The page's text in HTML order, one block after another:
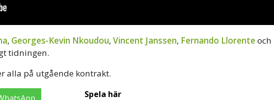
, Georges-Kevin Nkoudou, Vincent Janssen, Fernando Llorente och
tidningen.
alla på utgående kontrakt.
Spela här